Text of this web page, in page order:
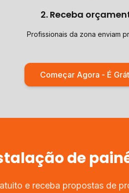
2. Receba
Profissionais da zona enviam
Começar Agora - É
de
e receba propostas de